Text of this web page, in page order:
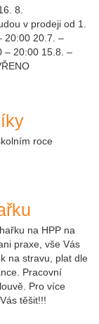
8.
v prodeji od 1.
20:00 20.7. –
– 20:00 15.8. –
roce
na HPP na
praxe, vše Vás
na stravu, plat dle
Pracovní
Pro více
těšit!!!